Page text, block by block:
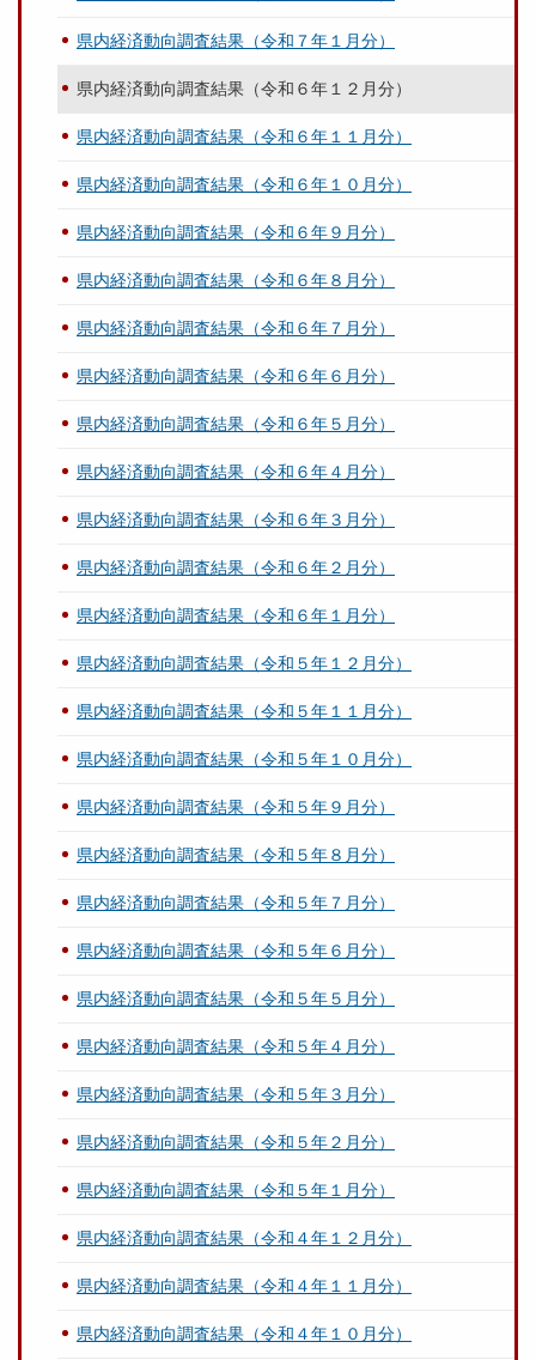
県内経済動向調査結果（令和７年１月分）
県内経済動向調査結果（令和６年１２月分）
県内経済動向調査結果（令和６年１１月分）
県内経済動向調査結果（令和６年１０月分）
県内経済動向調査結果（令和６年９月分）
県内経済動向調査結果（令和６年８月分）
県内経済動向調査結果（令和６年７月分）
県内経済動向調査結果（令和６年６月分）
県内経済動向調査結果（令和６年５月分）
県内経済動向調査結果（令和６年４月分）
県内経済動向調査結果（令和６年３月分）
県内経済動向調査結果（令和６年２月分）
県内経済動向調査結果（令和６年１月分）
県内経済動向調査結果（令和５年１２月分）
県内経済動向調査結果（令和５年１１月分）
県内経済動向調査結果（令和５年１０月分）
県内経済動向調査結果（令和５年９月分）
県内経済動向調査結果（令和５年８月分）
県内経済動向調査結果（令和５年７月分）
県内経済動向調査結果（令和５年６月分）
県内経済動向調査結果（令和５年５月分）
県内経済動向調査結果（令和５年４月分）
県内経済動向調査結果（令和５年３月分）
県内経済動向調査結果（令和５年２月分）
県内経済動向調査結果（令和５年１月分）
県内経済動向調査結果（令和４年１２月分）
県内経済動向調査結果（令和４年１１月分）
県内経済動向調査結果（令和４年１０月分）